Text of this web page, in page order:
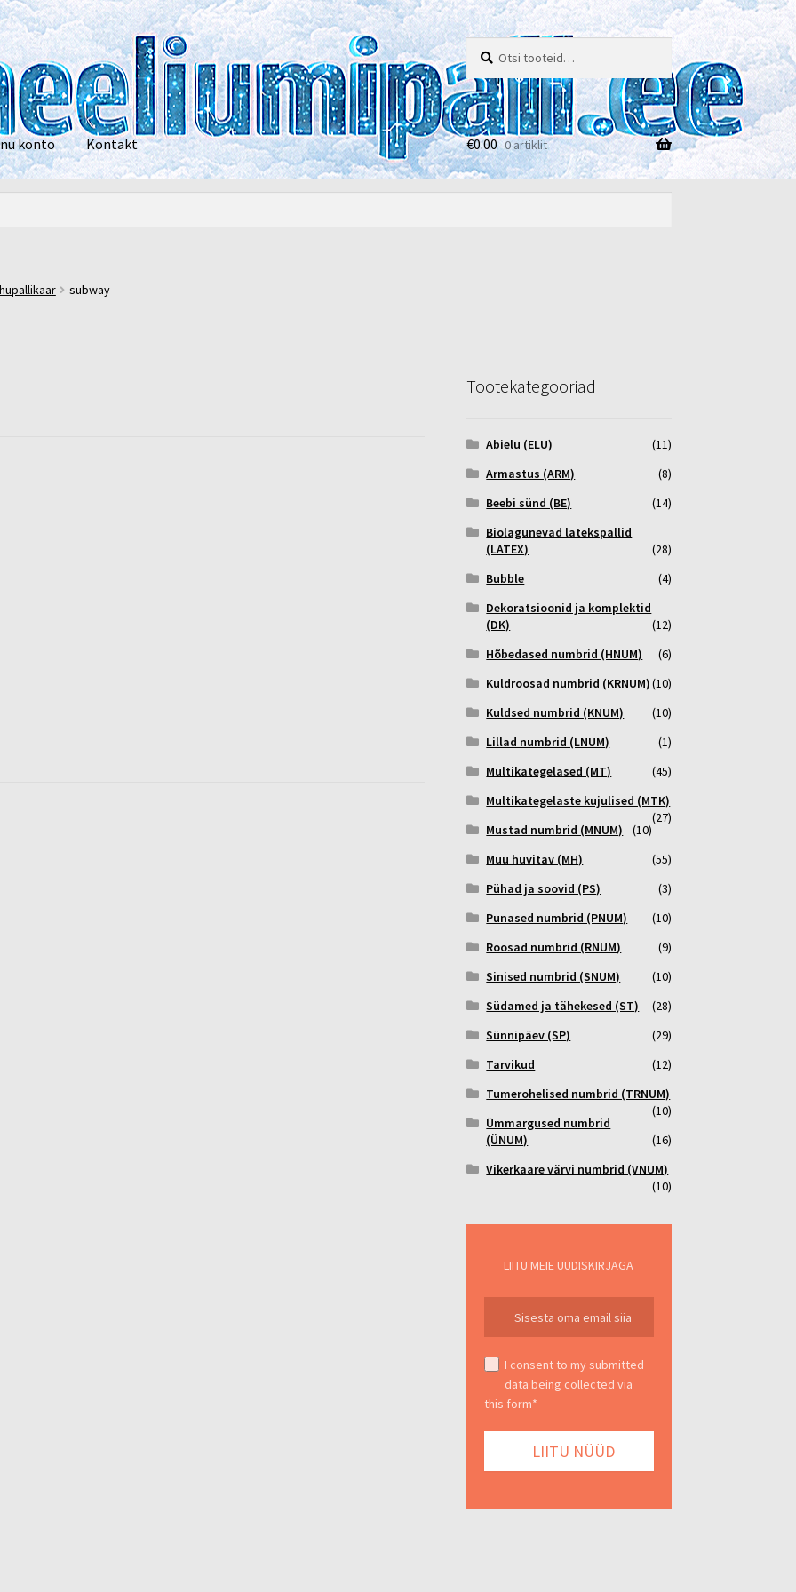
Otsi:
Otsi
konto Kontakt €0.00 0 artiklit
subway
Tootekategooriad
Abielu (ELU)
(11)
Armastus (ARM)
(8)
Beebi sünd (BE)
(14)
Biolagunevad latekspallid
(LATEX)
(28)
Bubble
(4)
Dekoratsioonid ja komplektid
(DK)
(12)
Hõbedased numbrid (HNUM)
(6)
Kuldroosad numbrid (KRNUM)(10)
Kuldsed numbrid (KNUM)
(10)
Lillad numbrid (LNUM)
(1)
Multikategelased (MT)
(45)
Multikategelaste kujulised (MTK)
(27)
Mustad numbrid (MNUM)
(10)
Muu huvitav (MH)
(55)
Pühad ja soovid (PS)
(3)
Punased numbrid (PNUM)
(10)
Roosad numbrid (RNUM)
(9)
Sinised numbrid (SNUM)
(10)
Südamed ja tähekesed (ST)
(28)
Sünnipäev (SP)
(29)
Tarvikud
(12)
Tumerohelised numbrid (TRNUM)
(10)
Ümmargused numbrid
(ÜNUM)
(16)
Vikerkaare värvi numbrid (VNUM)
(10)
LIITU MEIE UUDISKIRJAGA
I consent to my submitted
data being collected via
this form*